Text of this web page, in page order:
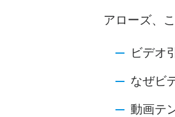
アローズ、
ビデオ
なぜビ
動画テ